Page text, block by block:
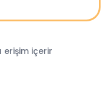
erişim içerir